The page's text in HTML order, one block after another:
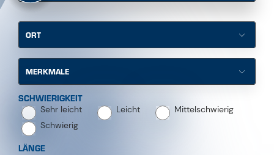
ORT
MERKMALE
SCHWIERIGKEIT
Sehr leicht Leicht
Mittelschwierig
Schwierig
LÄNGE